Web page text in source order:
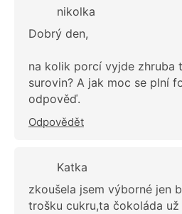
nikolka
Dobrý den,
na kolik porcí vyjde zhruba
surovin? A jak moc se plní
odpověď.
Odpovědět
Katka
zkoušela jsem výborné jen
trošku cukru,ta čokoláda